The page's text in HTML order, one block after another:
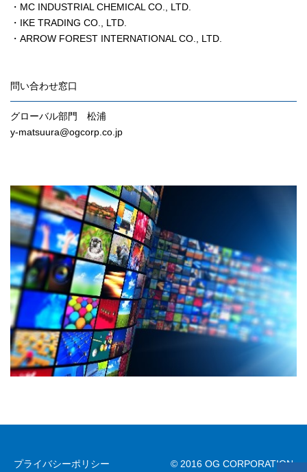
・MC INDUSTRIAL CHEMICAL CO., LTD.
・IKE TRADING CO., LTD.
・ARROW FOREST INTERNATIONAL CO., LTD.
問い合わせ窓口
グローバル部門 松浦
y-matsuura@ogcorp.co.jp
プライバシーポリシー © 2016 OG CORPORATION